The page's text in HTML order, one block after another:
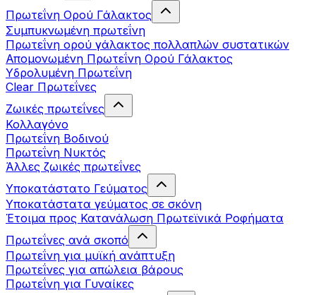
Πρωτεΐνη Ορού Γάλακτος
Συμπυκνωμένη πρωτεΐνη
Πρωτεΐνη ορού γάλακτος πολλαπλών συστατικών
Απομονωμένη Πρωτεΐνη Ορού Γάλακτος
Υδρολυμένη Πρωτεΐνη
Clear Πρωτεΐνες
Ζωικές πρωτεΐνες
Κολλαγόνο
Πρωτεΐνη Βοδινού
Πρωτεΐνη Νυκτός
Άλλες ζωικές πρωτεΐνες
Υποκατάστατο Γεύματος
Υποκατάστατα γεύματος σε σκόνη
Έτοιμα προς Κατανάλωση Πρωτεϊνικά Ροφήματα
Πρωτεΐνες ανά σκοπό
Πρωτεΐνη για μυϊκή ανάπτυξη
Πρωτεΐνες για απώλεια βάρους
Πρωτεΐνη για Γυναίκες